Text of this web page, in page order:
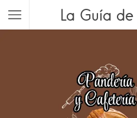
La Guía